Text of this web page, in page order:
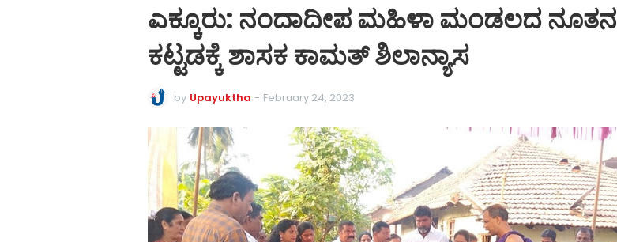
ಎಕ್ಕೂರು: ನಂದಾದೀಪ ಮಹಿಳಾ ಮಂಡಲದ ನೂತನ
ಕಟ್ಟಡಕ್ಕೆ ಶಾಸಕ ಕಾಮತ್‌ ಶಿಲಾನ್ಯಾಸ
by Upayuktha - February 24, 2023